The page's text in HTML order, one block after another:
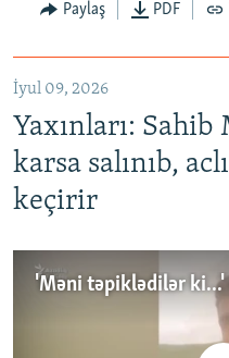
Paylaş PDF
İyul 09, 2026
Yaxınları:
karsa salınıb,
keçirir